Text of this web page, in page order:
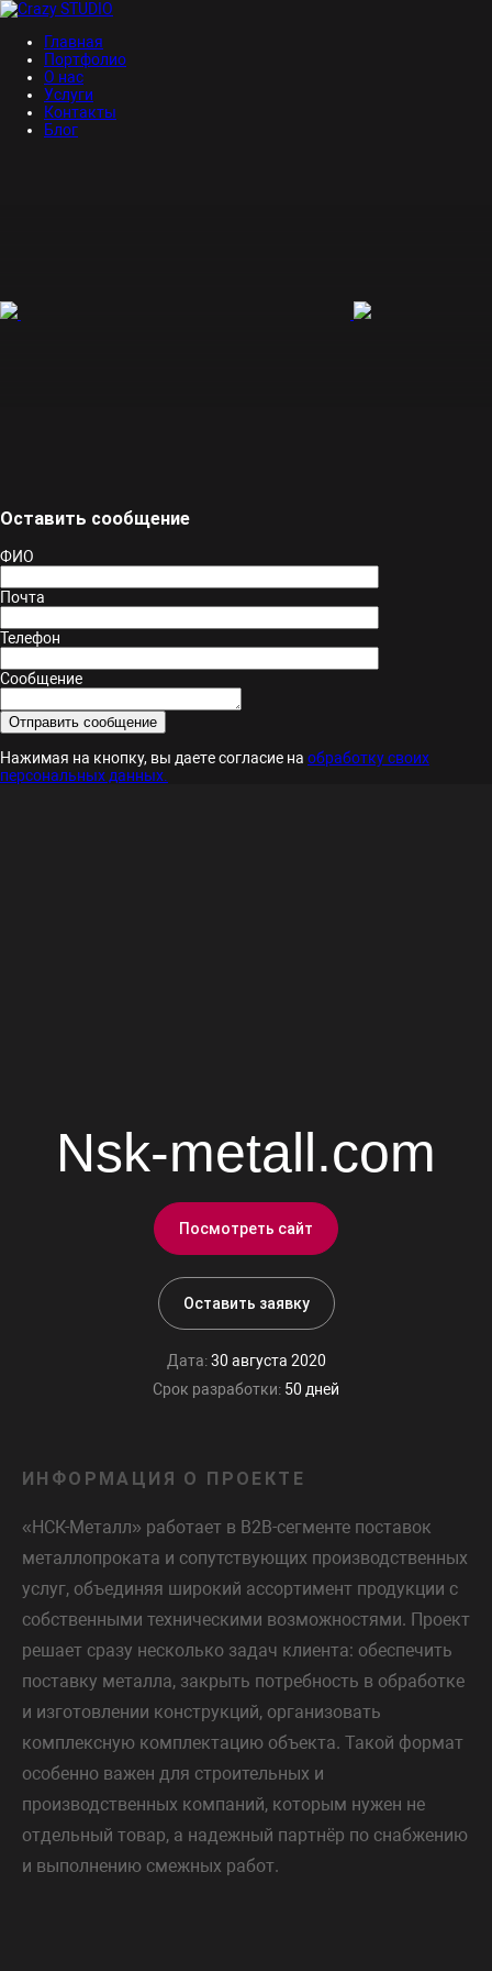
Главная
Портфолио
О нас
Услуги
Контакты
Блог
Оставить сообщение
ФИО
Почта
Телефон
Сообщение
Нажимая на кнопку, вы даете согласие на обработку своих
персональных данных.
Nsk-metall.com
Посмотреть сайт
Оставить заявку
Дата:30 августа 2020
Срок разработки: 50 дней
ИНФОРМАЦИЯ О ПРОЕКТЕ
«НСК-Металл» работает в B2B-сегменте поставок
металлопроката и сопутствующих производственных
услуг, объединяя широкий ассортимент продукции с
собственными техническими возможностями. Проект
решает сразу несколько задач клиента: обеспечить
поставку металла, закрыть потребность в обработке
и изготовлении конструкций, организовать
комплексную комплектацию объекта. Такой формат
особенно важен для строительных и
производственных компаний, которым нужен не
отдельный товар, а надежный партнёр по снабжению
и выполнению смежных работ.